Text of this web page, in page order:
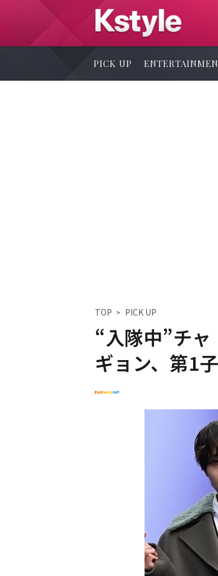
PICK UP
TOP PICK UP
“入隊中”チ
ギョン、第1